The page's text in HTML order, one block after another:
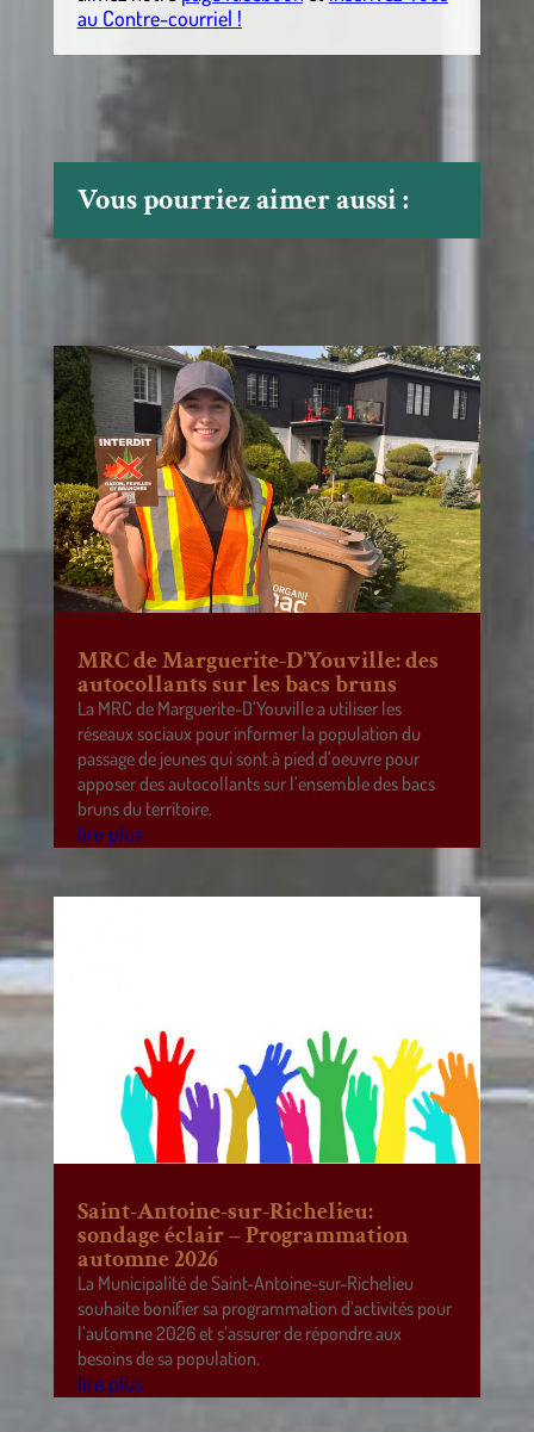
au Contre-courriel !
Vous pourriez aimer aussi :
MRC de Marguerite-D’Youville: des
autocollants sur les bacs bruns
La MRC de Marguerite-D’Youville a utiliser les
réseaux sociaux pour informer la population du
passage de jeunes qui sont à pied d’oeuvre pour
apposer des autocollants sur l’ensemble des bacs
bruns du territoire.
lire plus
Saint-Antoine-sur-Richelieu:
sondage éclair – Programmation
automne 2026
La Municipalité de Saint-Antoine-sur-Richelieu
souhaite bonifier sa programmation d’activités pour
l’automne 2026 et s’assurer de répondre aux
besoins de sa population.
lire plus